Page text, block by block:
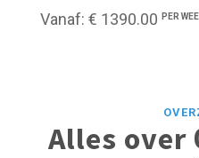
Vanaf: € 1390.00 PER
Alles over